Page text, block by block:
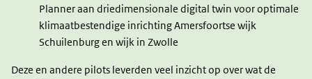
Planner aan driedimensionale digital twin voor optimale
klimaatbestendige inrichting Amersfoortse wijk
Schuilenburg en wijk in Zwolle
Deze en andere pilots leverden veel inzicht op over wat de